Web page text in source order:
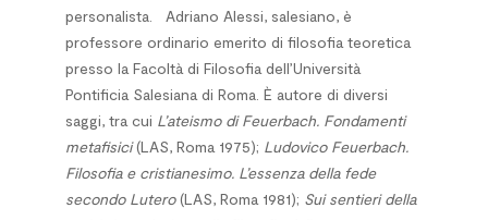
personalista. Adriano Alessi, salesiano, è
professore ordinario emerito di filosofia teoretica
presso la Facoltà di Filosofia dell’Università
Pontificia Salesiana di Roma. È autore di diversi
saggi, tra cui L’ateismo di Feuerbach. Fondamenti
metafisici(LAS, Roma 1975); Ludovico Feuerbach.
Filosofia e cristianesimo. L’essenza della fede
secondo Lutero(LAS, Roma 1981); Sui sentieri della